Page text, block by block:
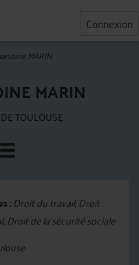
Connexion
MARIN
MARIN
TOULOUSE
:Droit du travail, Droit
Droit de la sécurité sociale